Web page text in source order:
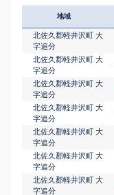
地域
北佐久郡軽井沢町 大
字追分
北佐久郡軽井沢町 大
字追分
北佐久郡軽井沢町 大
字追分
北佐久郡軽井沢町 大
字追分
北佐久郡軽井沢町 大
字追分
北佐久郡軽井沢町 大
字追分
北佐久郡軽井沢町 大
字追分